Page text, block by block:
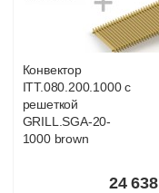
до подъезда
Конвектор
ITT.080.200.1000 с
решеткой
GRILL.SGA-20-
1000 brown
24 638